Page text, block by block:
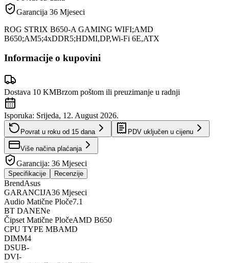
Garancija 36 Mjeseci
ROG STRIX B650-A GAMING WIFI;AMD
B650;AM5;4xDDR5;HDMI,DP,Wi-Fi 6E,ATX
Informacije o kupovini
Dostava 10 KMBrzom poštom ili preuzimanje u radnji
Isporuka: Srijeda, 12. August 2026.
Povrat u roku od 15 dana PDV uključen u cijenu
Više načina plaćanja
Garancija: 36 Mjeseci
Specifikacije Recenzije
BrendAsus
GARANCIJA36 Mjeseci
Audio Matične Ploče7.1
BT DANENe
Čipset Matične PločeAMD B650
CPU TYPE MBAMD
DIMM4
DSUB-
DVI-